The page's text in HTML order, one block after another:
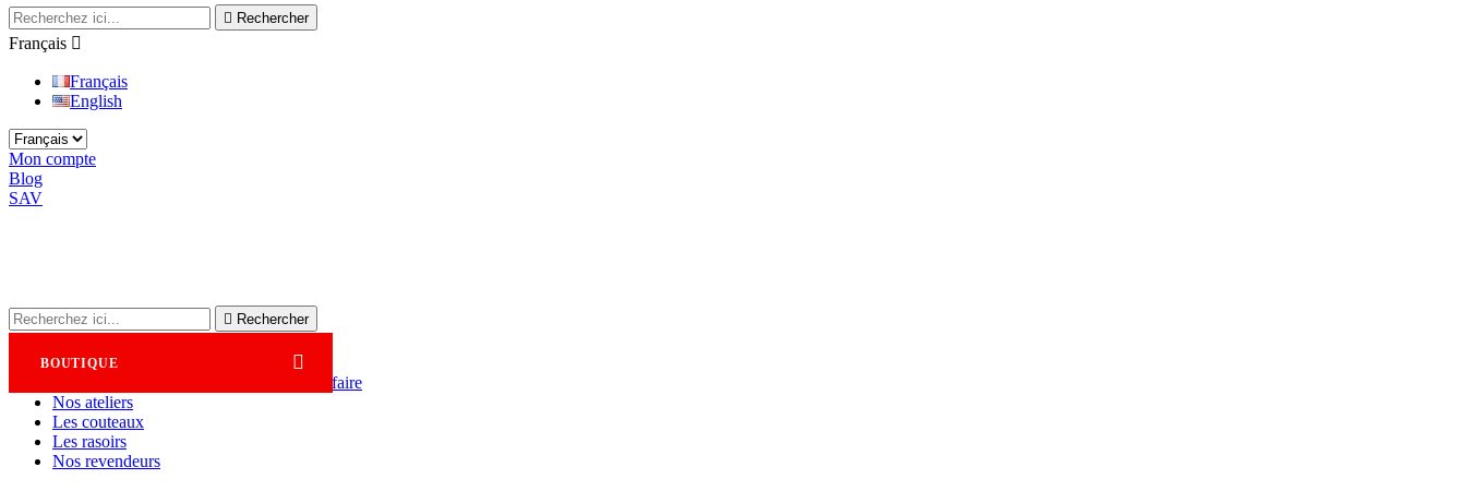
 Rechercher
Français 
Français
English
Mon compte
Blog
SAV
 Rechercher

BOUTIQUE
Savoir-faire
Nos ateliers
Les couteaux
Les rasoirs
Nos revendeurs